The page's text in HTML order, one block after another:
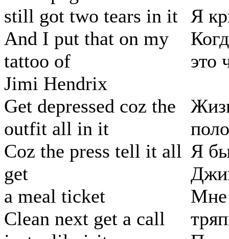
still got two tears in it
And I put that on my
tattoo of
Jimi Hendrix
Get depressed coz the
outfit all in it
Coz the press tell it all
get
a meal ticket
Clean next get a call
Я
это
Я бы
Мне